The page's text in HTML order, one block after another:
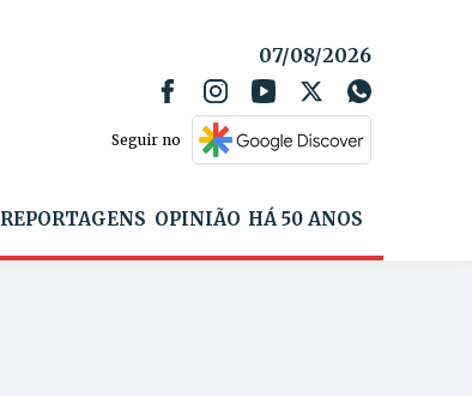
07/08/2026
Seguir no
REPORTAGENS OPINIÃO HÁ 50 ANOS